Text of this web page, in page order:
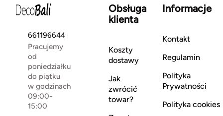
661196644
Pracujemy
od
poniedziałku
do piątku
w godzinach
09:00-
15:00
Obsługa
klienta
Koszty
dostawy
Jak
zwrócić
towar?
Informacje
Kontakt
Regulamin
Polityka
Prywatności
Polityka cookies